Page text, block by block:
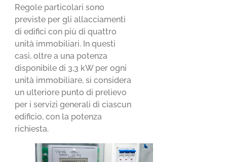
Regole particolari sono
previste per gli allacciamenti
di edifici con più di quattro
unità immobiliari. In questi
casi, oltre a una potenza
disponibile di 3,3 kW per ogni
unità immobiliare, si considera
un ulteriore punto di prelievo
per i servizi generali di ciascun
edificio, con la potenza
richiesta.